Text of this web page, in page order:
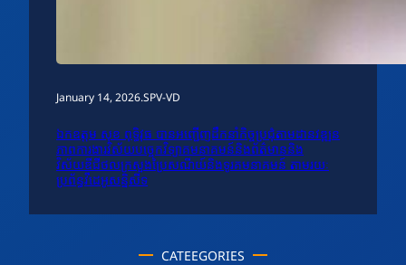
January 14, 2026.SPV-VD
ឯកឧត្តម សុខ ពុទ្ធិវុធ បានអញ្ជើញដឹកនាំកិច្ចប្រជុំតាមដានវឌ្ឍន
ភាពការងារវិស័យបច្ចេកវិទ្យាគមនាគមន៍និងព័ត៌មាននិង
វិស័យឌីជីថលក្រសួងប្រៃសណីយ៍និងទូរគមនាគមន៍ តាមរយៈ
ប្រព័ន្ធវីដេអូសន្និសីទ
CATEEGORIES